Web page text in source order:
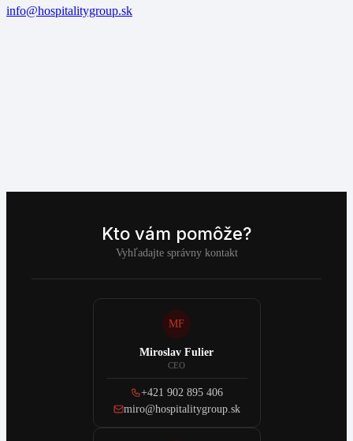
info@hospitalitygroup.sk
Kto vám pomôže?
Vyhľadajte správny kontakt
MF
Miroslav Fulier
CEO
+421 902 895 406
miro@hospitalitygroup.sk